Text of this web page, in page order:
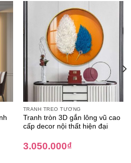
TRANH TREO TƯỜNG
Tranh tròn 3D gắn lông vũ cao
cấp decor nội thất hiện đại
3.050.000₫